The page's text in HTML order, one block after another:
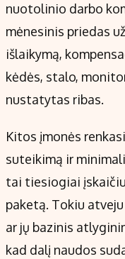
nuotolinio darbo
mėnesinis priedas
išlaikymą,
kėdės, stalo,
nustatytas ribas.
Kitos įmonės
suteikimą ir
tai tiesiogiai
paketą. Tokiu
ar jų bazinis
kad dalį naudos